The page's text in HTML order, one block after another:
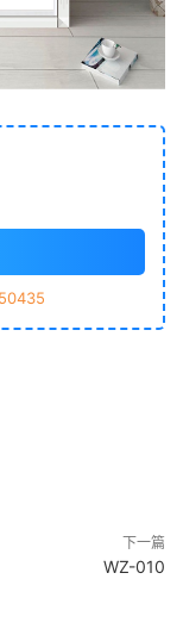
下一篇
WZ-010